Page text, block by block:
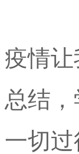
疫情
总结
一切过